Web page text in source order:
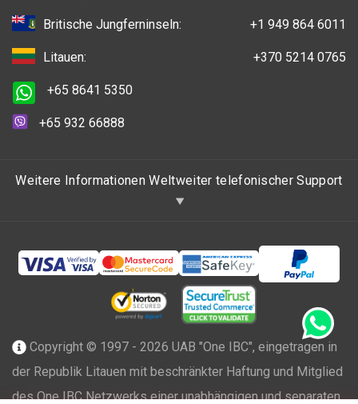
Britische Jungferninseln: +1 949 864 6011
Litauen: +370 5214 0765
+65 8641 5350
+65 932 66888
Weitere Informationen Weltweiter telefonischer Support
Copyright © 1997 - 2026 UAB "One IBC", eingetragen in
der Republik Litauen mit beschränkter Haftung und Mitglied
des One IBC Netzwerks einer unabhängigen und separaten